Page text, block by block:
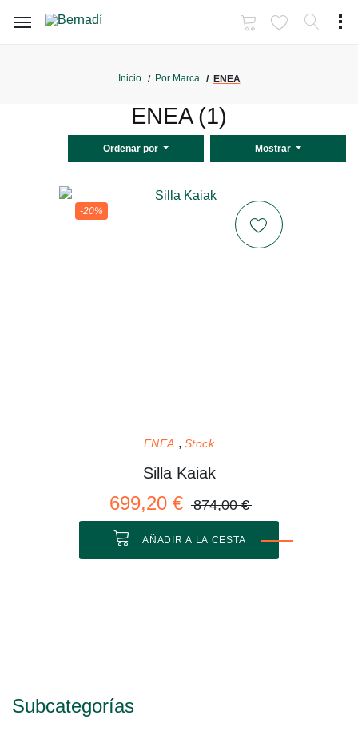
Inicio Por Marca ENEA
ENEA (1)
Ordenar por Mostrar
-20%
ENEA Stock
Silla Kaiak
699,20 € 874,00 €
AÑADIR A LA CESTA
Subcategorías